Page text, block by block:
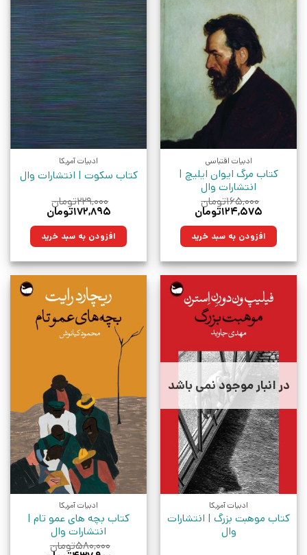
ادبیات اقتباسی
کتاب مرگ ایوان ایلیچ |
انتشارات وال
۱۶۵,۰۰۰تومان
قیمت
۱۶۵,۰۰۰تومان
بود.
۱۲۴,۵۷۵تومان
۱۲۴,۵۷۵تومان.افزودن به سبد خرید
ادبیات آمریکا
کتاب سکوت | انتشارات وال
۲۲۹,۰۰۰تومان
قیمت
۲۲۹,۰۰۰تومان
بود.
۱۷۲,۸۹۵تومان
۱۷۲,۸۹۵تومان.افزودن به سبد خرید
در انبار موجود نمی باشد
ادبیات آمریکا
کتاب موهبت بزرگ | انتشارات
وال
ادبیات آمریکا
کتاب بچه های عمو تام |
انتشارات وال
۵۸۰,۰۰۰تومان